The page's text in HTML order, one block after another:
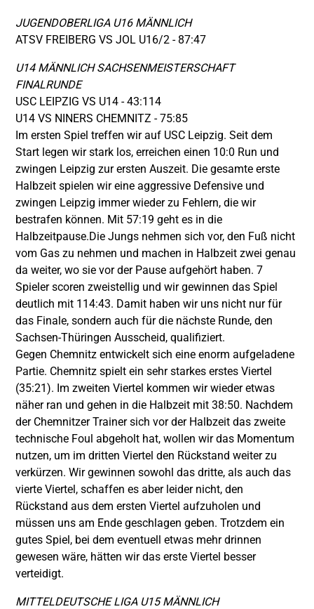
JUGENDOBERLIGA U16 MÄNNLICH
ATSV FREIBERG VS JOL U16/2 - 87:47
U14 MÄNNLICH SACHSENMEISTERSCHAFT
FINALRUNDE
USC LEIPZIG VS U14 - 43:114
U14 VS NINERS CHEMNITZ - 75:85
Im ersten Spiel treffen wir auf USC Leipzig. Seit dem
Start legen wir stark los, erreichen einen 10:0 Run und
zwingen Leipzig zur ersten Auszeit. Die gesamte erste
Halbzeit spielen wir eine aggressive Defensive und
zwingen Leipzig immer wieder zu Fehlern, die wir
bestrafen können. Mit 57:19 geht es in die
Halbzeitpause.Die Jungs nehmen sich vor, den Fuß nicht
vom Gas zu nehmen und machen in Halbzeit zwei genau
da weiter, wo sie vor der Pause aufgehört haben. 7
Spieler scoren zweistellig und wir gewinnen das Spiel
deutlich mit 114:43. Damit haben wir uns nicht nur für
das Finale, sondern auch für die nächste Runde, den
Sachsen-Thüringen Ausscheid, qualifiziert.
Gegen Chemnitz entwickelt sich eine enorm aufgeladene
Partie. Chemnitz spielt ein sehr starkes erstes Viertel
(35:21). Im zweiten Viertel kommen wir wieder etwas
näher ran und gehen in die Halbzeit mit 38:50. Nachdem
der Chemnitzer Trainer sich vor der Halbzeit das zweite
technische Foul abgeholt hat, wollen wir das Momentum
nutzen, um im dritten Viertel den Rückstand weiter zu
verkürzen. Wir gewinnen sowohl das dritte, als auch das
vierte Viertel, schaffen es aber leider nicht, den
Rückstand aus dem ersten Viertel aufzuholen und
müssen uns am Ende geschlagen geben. Trotzdem ein
gutes Spiel, bei dem eventuell etwas mehr drinnen
gewesen wäre, hätten wir das erste Viertel besser
verteidigt.
MITTELDEUTSCHE LIGA U15 MÄNNLICH